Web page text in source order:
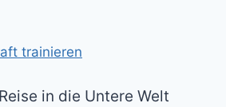
trainieren
in die Untere Welt